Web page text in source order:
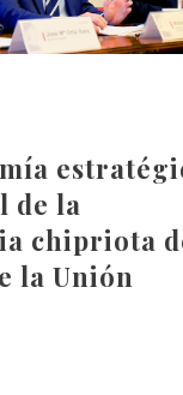
de la
chipriota
la Unión